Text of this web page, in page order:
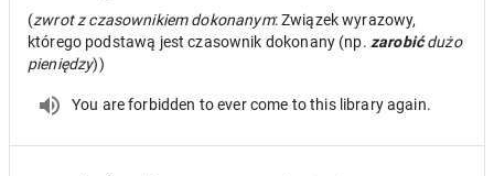
(zwrot z czasownikiem dokonanym: Związek wyrazowy,
którego podstawą jest czasownik dokonany (np. zarobićdużo
pieniędzy))
You are forbidden to ever come to this library again.